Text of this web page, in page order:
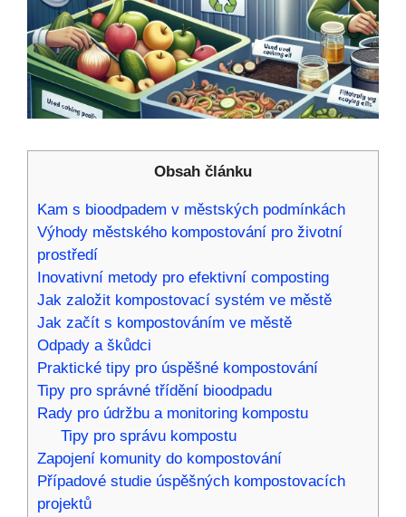
Obsah článku
Kam s bioodpadem v ​městských podmínkách
Výhody městského kompostování pro životní
prostředí
Inovativní metody pro efektivní composting
Jak založit kompostovací systém ve městě
Jak začít s kompostováním ve ‌městě
Odpady a škůdci
Praktické tipy pro ‍úspěšné kompostování
Tipy⁤ pro správné třídění bioodpadu
Rady pro údržbu a monitoring kompostu
Tipy pro ⁢správu kompostu
Zapojení komunity do kompostování
Případové studie úspěšných kompostovacích
projektů